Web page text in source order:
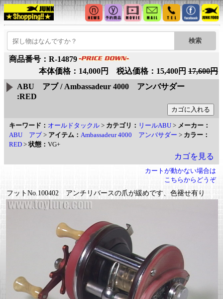
商品番号：R-14879
本体価格：14,000円 税込価格：15,400円 17,600円
ABU アブ / Ambassadeur 4000 アンバサダー
:RED
キーワード： オールドタックル > カテゴリ： リールABU > メーカー：
ABU アブ > アイテム： Ambassadeur 4000 アンバサダー > カラー：
RED >状態： VG+
カゴを見る
カートが動かない場合は
こちらからどうぞ
フットNo.100402 アンチリバースの爪が緩めです、色褪せ有り